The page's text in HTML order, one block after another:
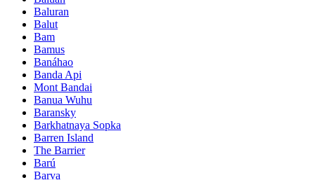
Baluran
Balut
Bam
Bamus
Banáhao
Banda Api
Mont Bandai
Banua Wuhu
Baransky
Barkhatnaya Sopka
Barren Island
The Barrier
Barú
Barva